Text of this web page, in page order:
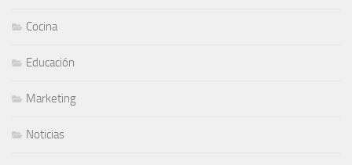
Cocina
Educación
Marketing
Noticias